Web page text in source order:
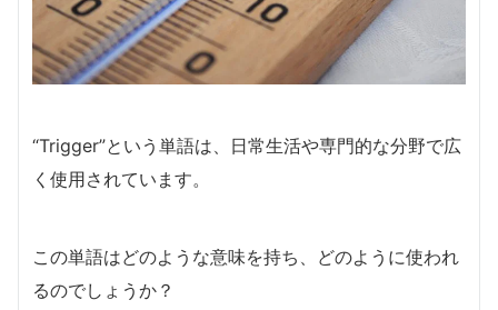
“Trigger”という単語は、日常生活や専門的な分野で広
く使用されています。
この単語はどのような意味を持ち、どのように使われ
るのでしょうか？